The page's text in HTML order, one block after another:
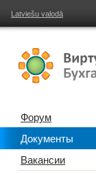
Latviešu valodā
Форум
Документы
Вакансии